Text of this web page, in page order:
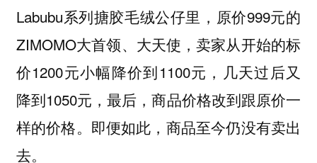
Labubu系列搪胶毛绒公仔里，原价999元的
ZIMOMO大首领、大天使，卖家从开始的标
价1200元小幅降价到1100元，几天过后又
降到1050元，最后，商品价格改到跟原价一
样的价格。即便如此，商品至今仍没有卖出
去。